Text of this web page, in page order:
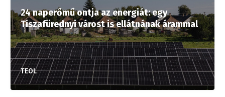
24 naperőmű ontja az energiát: egy
Tiszafürednyi várost is ellátnának árammal
TEOL